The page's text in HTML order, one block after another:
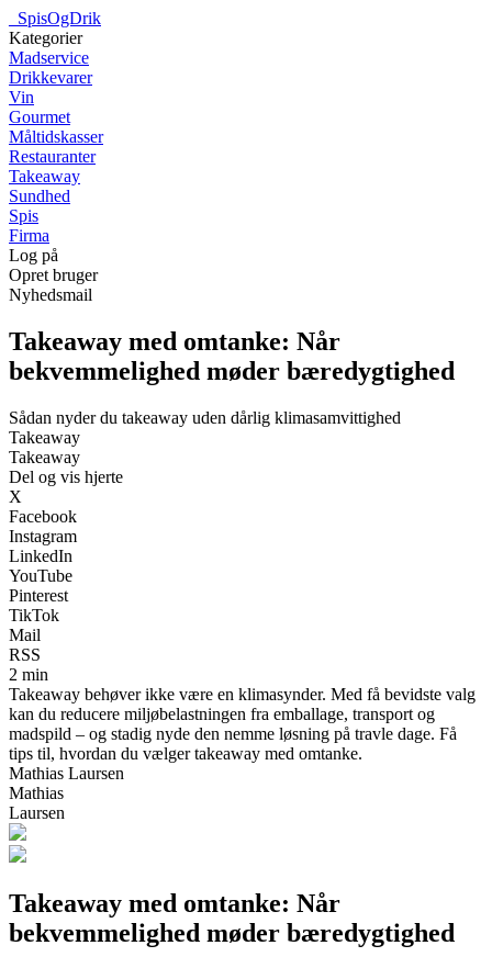
SpisOgDrik
Kategorier
Madservice
Drikkevarer
Vin
Gourmet
Måltidskasser
Restauranter
Takeaway
Sundhed
Spis
Firma
Log på
Opret bruger
Nyhedsmail
Takeaway med omtanke: Når
bekvemmelighed møder bæredygtighed
Sådan nyder du takeaway uden dårlig klimasamvittighed
Takeaway
Takeaway
Del og vis hjerte
X
Facebook
Instagram
LinkedIn
YouTube
Pinterest
TikTok
Mail
RSS
2 min
Takeaway behøver ikke være en klimasynder. Med få bevidste valg
kan du reducere miljøbelastningen fra emballage, transport og
madspild – og stadig nyde den nemme løsning på travle dage. Få
tips til, hvordan du vælger takeaway med omtanke.
Mathias Laursen
Mathias
Laursen
Takeaway med omtanke: Når
bekvemmelighed møder bæredygtighed